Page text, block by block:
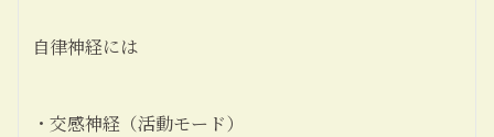
自律神経には
・交感神経（活動モード）